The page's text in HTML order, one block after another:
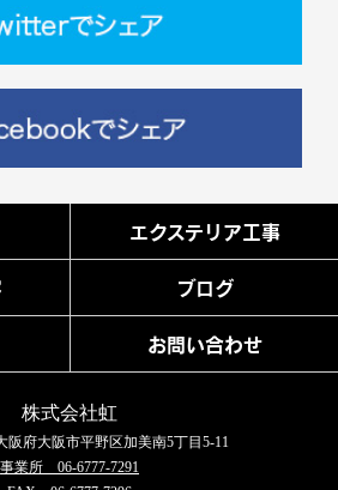
エクステリア工事
ブログ
お問い合わせ
株式会社虹
府大阪市平野区加美南5丁目5-11
事業所 06-6777-7291